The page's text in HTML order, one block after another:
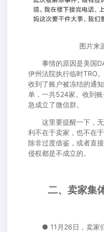
图片来
事情的原因是美国
伊州法院执行临时TRO
收到了账户被冻结的通
单，一共524家。收到
急成立了微信群。
这里要提醒一下，无
利不在于卖家，也不在
除非过度借鉴，或者直
侵权都是不成立的。
二、卖家集体
● 11月26日，卖家们